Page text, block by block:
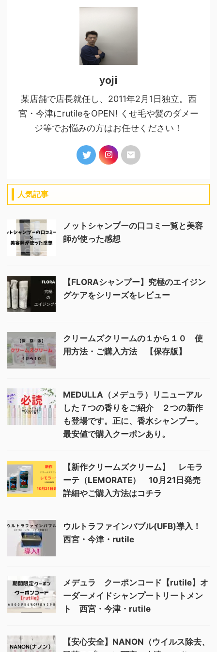
yoji
某店舗で店長就任し、2011年2月1日独立。西
宮・今津にrutileをOPEN! くせ毛や髪のダメー
ジ等でお悩みの方はお任せください！
人気記事
ノットシャンプーの口コミ一覧と美容
師が使った感想
【FLORAシャンプー】究極のエイジン
グケアをシリーズをレビュー
クリームズクリームの１から１０ 使
用方法・ご購入方法 【保存版】
MEDULLA（メデュラ）リニューアル
した７つの香りをご紹介 ２つの新作
も登場です。正に、香水シャンプー。
最安値で購入クーポンあり。
【新作クリームズクリーム】 レモラ
ーテ（LEMORATE） 10月21日発売
詳細やご購入方法はコチラ
ウルトラファインバブル(UFB)導入！
西宮・今津・rutile
メデュラ クーポンコード【rutile】オ
ーダーメイドシャンプートリートメン
ト 西宮・今津・rutile
【安心安全】NANON（ウイルス除去、